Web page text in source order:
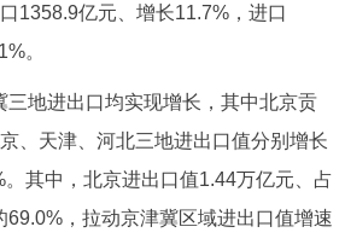
1358.9亿元、增长11.7%，进口
。
三地进出口均实现增长，其中北京贡
、天津、河北三地进出口值分别增长
其中，北京进出口值1.44万亿元、占
69.0%，拉动京津冀区域进出口值增速